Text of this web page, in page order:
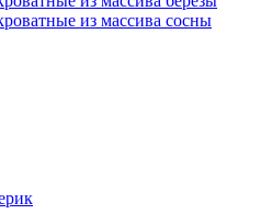
из массива сосны